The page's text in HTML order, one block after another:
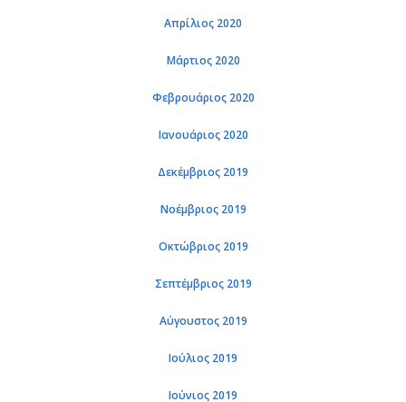
Απρίλιος 2020
Μάρτιος 2020
Φεβρουάριος 2020
Ιανουάριος 2020
Δεκέμβριος 2019
Νοέμβριος 2019
Οκτώβριος 2019
Σεπτέμβριος 2019
Αύγουστος 2019
Ιούλιος 2019
Ιούνιος 2019